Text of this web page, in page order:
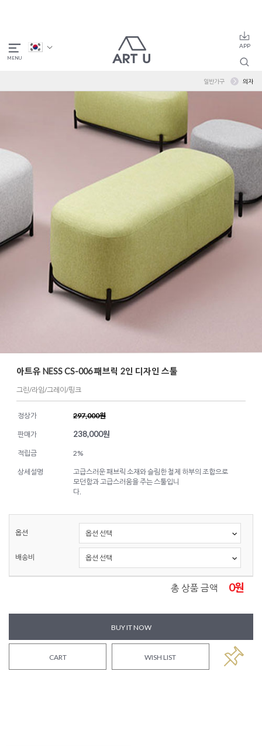
일반가구 의자
아트유 NESS CS-006 패브릭 2인 디자인 스툴
그린/라임/그레이/핑크
정상가 297,000원
판매가 238,000원
적립금 2%
상세설명
고급스러운 패브릭 소재와 슬림한 철제 하부의 조합으로
모던함과 고급스러움을 주는 스툴입니
다.
옵션
배송비
총 상품 금액 0원
BUY IT NOW
CART WISH LIST